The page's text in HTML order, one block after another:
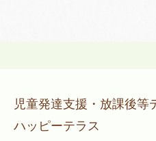
児童発達支援・放課後
ハッピーテラス